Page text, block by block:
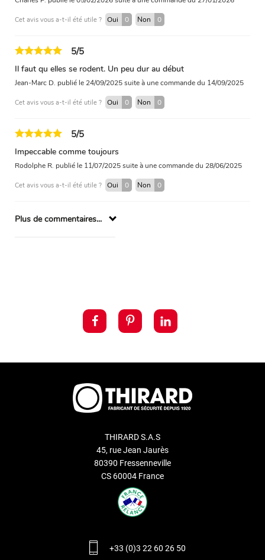
Cet avis vous a-t-il été utile ? Oui 0 Non 0
5/5
Il faut qu elles se rodent. Un peu dur au début
Jean-Marc D. publié le 24/09/2025suite à une commande du 14/09/2025
Cet avis vous a-t-il été utile ? Oui 0 Non 0
5/5
Impeccable comme toujours
Rodolphe R. publié le 11/07/2025suite à une commande du 28/06/2025
Cet avis vous a-t-il été utile ? Oui 0 Non 0
Plus de commentaires...
THIRARD S.A.S
45, rue Jean Jaurès
80390 Fressenneville
CS 60004 France
+33 (0)3 22 60 26 50